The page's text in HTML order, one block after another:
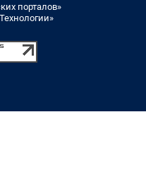
порталов»